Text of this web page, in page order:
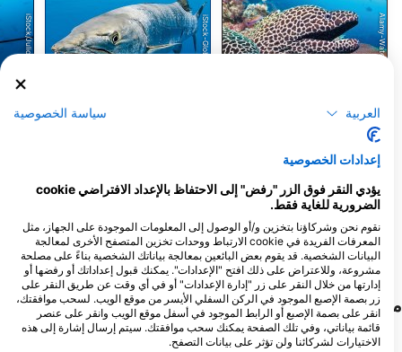
Alamy-WaterFrame
أنقليس موراي
112المشاهدات
J
F
M
A
M
J
J
A
S
O
N
D
iStock-Global_Pics
J
F
M
A
M
J
J
A
S
O
N
D
iStock/Juliosanjuan
مراكز الغوص التي تلبي موقع الغوص هذا
العربية سياسة الخصوصية
إعدادات الخصوصية
يؤدي النقر فوق الزر "رفض" إلى الاحتفاظ بالإعداد الافتراضي cookie
الضرورية للغاية فقط.
نقوم نحن وشركاؤنا بتخزين و/أو الوصول إلى المعلومات الموجودة على الجهاز، مثل
المعرفات الفريدة في cookie الارتباط ووحدات تخزين المتصفح الأخرى لمعالجة
البيانات الشخصية. قد يقوم بعض البائعين بمعالجة بياناتك الشخصية بناءً على مصلحة
مشروعة، وللاعتراض على ذلك افتح "الإعدادات". يمكنك قبول إعداداتك أو رفضها أو
إدارتها من خلال النقر على زر "إدارة الإعدادات" أو في أي وقت عن طريق النقر على
زر بصمة الإصبع الموجود في الركن السفلي الأيسر من موقع الويب. لسحب موافقتك،
انقر على بصمة الإصبع أو الرابط الموجود في أسفل موقع الويب وانقر على عنصر
قائمة بياناتي، وفي تلك الصفحة يمكنك سحب موافقتك. سيتم إرسال إشارة إلى هذه
الاختيارات لشركائنا ولن تؤثر على بيانات التصفح.